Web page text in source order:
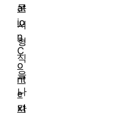
문
서
형
식
을
나
타
at
io
n
C
o
nt
e
xt